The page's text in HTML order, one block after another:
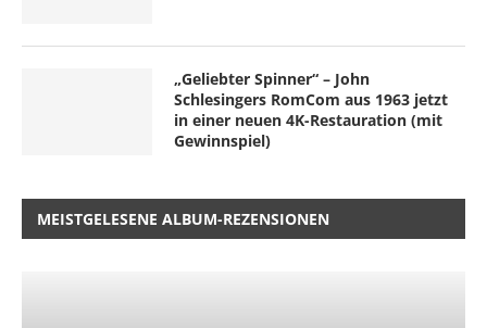
„Geliebter Spinner“ – John
Schlesingers RomCom aus 1963 jetzt
in einer neuen 4K-Restauration (mit
Gewinnspiel)
MEISTGELESENE ALBUM-REZENSIONEN